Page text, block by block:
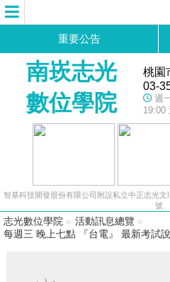
重要公告
南崁志光
數位學院
桃園
03-
週
19:00
智基科技開發股份有限公司附設私立中正志光
號
志光數位學院 » 活動訊息總覽 »
每週三 晚上七點 『台電』 最新考試